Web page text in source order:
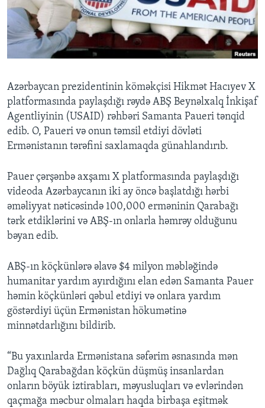
BIZI IZLƏYIN
Dillər
Azərbaycan prezidentinin köməkçisi Hikmət Hacıyev X
platformasında paylaşdığı rəydə ABŞ Beynəlxalq İnkişaf
Agentliyinin (USAID) rəhbəri Samanta Paueri tənqid
edib. O, Paueri və onun təmsil etdiyi dövləti
Ermənistanın tərəfini saxlamaqda günahlandırıb.
Pauer çərşənbə axşamı X platformasında paylaşdığı
videoda Azərbaycanın iki ay öncə başlatdığı hərbi
əməliyyat nəticəsində 100,000 erməninin Qarabağı
tərk etdiklərini və ABŞ-ın onlarla həmrəy olduğunu
bəyan edib.
ABŞ-ın köçkünlərə əlavə $4 milyon məbləğində
humanitar yardım ayırdığını elan edən Samanta Pauer
həmin köçkünləri qəbul etdiyi və onlara yardım
göstərdiyi üçün Ermənistan hökumətinə
minnətdarlığını bildirib.
“Bu yaxınlarda Ermənistana səfərim əsnasında mən
Dağlıq Qarabağdan köçkün düşmüş insanlardan
onların böyük iztirabları, məyusluqları və evlərindən
qaçmağa məcbur olmaları haqda birbaşa eşitmək